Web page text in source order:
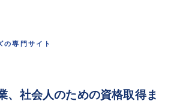
専門サイト
、 社会人のための資格取得ま